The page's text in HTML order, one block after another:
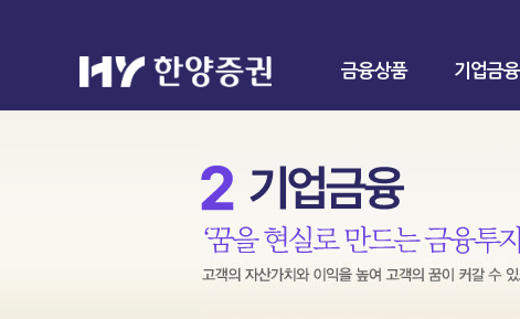
금융상품 기업금융